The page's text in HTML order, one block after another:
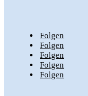
Folgen
Folgen
Folgen
Folgen
Folgen